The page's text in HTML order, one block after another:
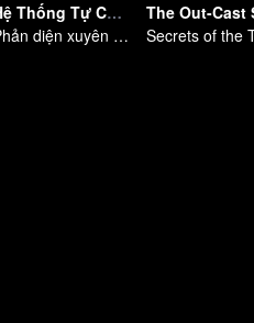
Hệ Thống Tự Cứu Của Nhân Vật Phản Diện
Phản diện xuyên không vào truyện hành hạ nam chính
The Out-Cast